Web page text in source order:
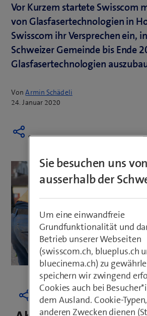
Vor Kurzem startete Swisscom
von Glasfasertechnologien in
Swisscom ihr Versprechen ein,
Schweizer Gemeinde bis Ende
Glasfasertechnologien
VonArmin Schädeli
24. Januar 2020
Sie besuchen uns von
ausserhalb der
Um eine einwandfreie
Grundfunktionalität und
Betrieb unserer Webseiten
(swisscom.ch, blueplus.ch
bluecinema.ch) zu
speichern wir zwingend
Cookies auch bei
dem Ausland. Cookie-
anderen Zwecken dienen